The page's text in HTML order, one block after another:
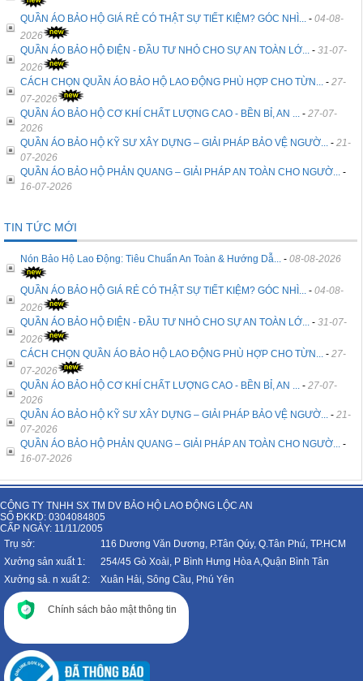
QUẦN ÁO BẢO HỘ GIÁ RẺ CÓ THẬT SỰ TIẾT KIỆM? GÓC NHÌ... - 04-08-
2026
QUẦN ÁO BẢO HỘ ĐIỆN - ĐẦU TƯ NHỎ CHO SỰ AN TOÀN LỚ...
- 31-07-
2026
CÁCH CHỌN QUẦN ÁO BẢO HỘ LAO ĐỘNG PHÙ HỢP CHO TỪN...
- 27-
07-2026
QUẦN ÁO BẢO HỘ CƠ KHÍ CHẤT LƯỢNG CAO - BỀN BỈ, AN ...
- 27-07-
2026
QUẦN ÁO BẢO HỘ KỸ SƯ XÂY DỰNG – GIẢI PHÁP BẢO VỆ NGƯỜ...
- 21-
07-2026
QUẦN ÁO BẢO HỘ PHẢN QUANG – GIẢI PHÁP AN TOÀN CHO NGƯỜ...
-
16-07-2026
TIN TỨC MỚI
Nón Bảo Hộ Lao Động: Tiêu Chuẩn An Toàn & Hướng Dẫ... - 08-08-2026
QUẦN ÁO BẢO HỘ GIÁ RẺ CÓ THẬT SỰ TIẾT KIỆM? GÓC NHÌ... - 04-08-
2026
QUẦN ÁO BẢO HỘ ĐIỆN - ĐẦU TƯ NHỎ CHO SỰ AN TOÀN LỚ...
- 31-07-
2026
CÁCH CHỌN QUẦN ÁO BẢO HỘ LAO ĐỘNG PHÙ HỢP CHO TỪN...
- 27-
07-2026
QUẦN ÁO BẢO HỘ CƠ KHÍ CHẤT LƯỢNG CAO - BỀN BỈ, AN ...
- 27-07-
2026
QUẦN ÁO BẢO HỘ KỸ SƯ XÂY DỰNG – GIẢI PHÁP BẢO VỆ NGƯỜ...
- 21-
07-2026
QUẦN ÁO BẢO HỘ PHẢN QUANG – GIẢI PHÁP AN TOÀN CHO NGƯỜ...
-
16-07-2026
CÔNG TY TNHH SX TM DV BẢO HỘ LAO ĐỘNG LỘC AN
SỐ ĐKKD: 0304084805
CẤP NGÀY: 11/11/2005
Trụ sở:
116 Dương Văn Dương, P.Tân Qúy, Q.Tân Phú, TP.HCM
Xưởng sản xuất 1:
254/45 Gò Xoài, P Bình Hưng Hòa A,Quận Bình Tân
Xưởng sả. n xuất 2:
Xuân Hải, Sông Cầu, Phú Yên
Chính sách bảo mật thông tin